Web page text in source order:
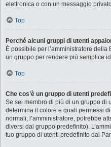
elettronica o con un messaggio
Top
Perché alcuni gruppi di utenti
È possibile per l’amministratore
un gruppo per rendere più semplice
Top
Che cos’è un gruppo di utenti
Se sei membro di più di un gruppo di
determina il colore e quali permessi
normali; l’amministratore, potrebbe
diversi dal gruppo predefinito).
tuo gruppo di utenti predefinito dal